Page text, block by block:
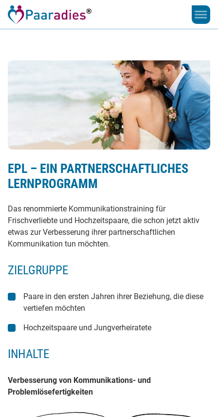
Damit
die
EPL – EIN PARTNERSCHAFTLICHES
LERNPROGRAMM
Das renommierte Kommunikationstraining für
Frischverliebte und Hochzeitspaare, die schon jetzt aktiv
etwas zur Verbesserung ihrer partnerschaftlichen
Kommunikation tun möchten.
ZIELGRUPPE
Paare in den ersten Jahren ihrer Beziehung, die diese
vertiefen möchten
Hochzeitspaare und Jungverheiratete
INHALTE
Verbesserung von Kommunikations- und
Problemlösefertigkeiten